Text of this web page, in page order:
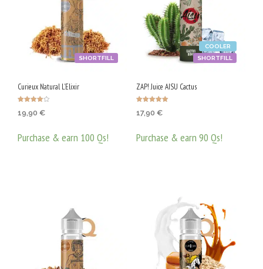
SHORTFILL
Curieux Natural L’Elixir
4.00
19,90 €
Purchase & earn 100 Qs!
SHORTFILL
COOLER
ZAP! Juice AISU Cactus
5.00
17,90 €
Purchase & earn 90 Qs!